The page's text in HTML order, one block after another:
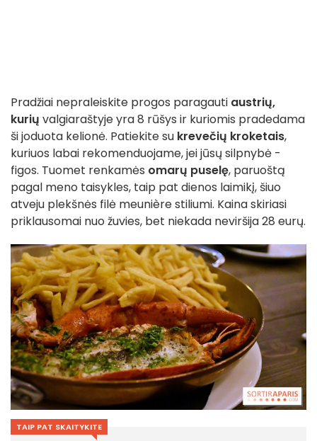
Pradžiai nepraleiskite progos paragauti austrių,
kurių valgiaraštyje yra 8 rūšys ir kuriomis pradedama
ši joduota kelionė. Patiekite su krevečių kroketais,
kuriuos labai rekomenduojame, jei jūsų silpnybė -
figos. Tuomet renkamės omarų puselę, paruoštą
pagal meno taisykles, taip pat dienos laimikį, šiuo
atveju plekšnės filė meunière stiliumi. Kaina skiriasi
priklausomai nuo žuvies, bet niekada neviršija 28 eurų.
TAIP PAT SKAITYKITE